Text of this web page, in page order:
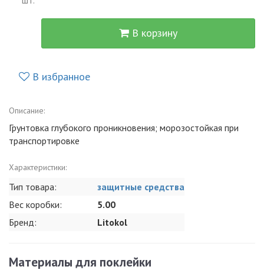
В корзину
В избранное
Описание:
Грунтовка глубокого проникновения; морозостойкая при
транспортировке
Характеристики:
Тип товара:
защитные средства
Вес коробки:
5.00
Бренд:
Litokol
Материалы для поклейки